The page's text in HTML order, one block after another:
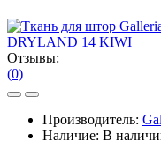
Отзывы:
(0)
Производитель:
Наличие: В